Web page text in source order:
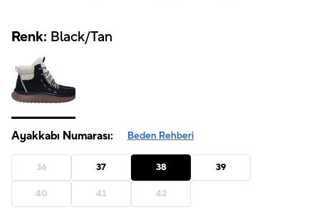
Renk: Black/Tan
Ayakkabı Numarası: Beden Rehberi
36 37 38 39
40 41 42